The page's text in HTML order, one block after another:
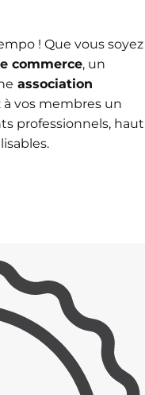
! Que vous soyez
commerce, un
association
à vos membres un
professionnels, haut